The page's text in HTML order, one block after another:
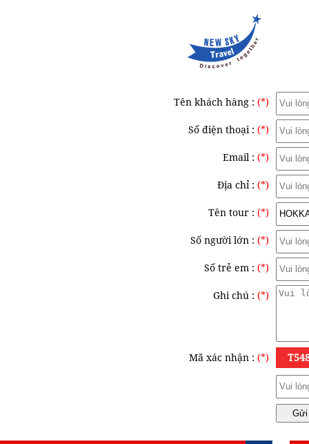
Tên khách hàng : (*)
Số điện thoại : (*)
Email : (*)
Địa chỉ : (*)
Tên tour : (*)
Số người lớn : (*)
Số trẻ em : (*)
Ghi chú : (*)
Mã xác nhận : (*)